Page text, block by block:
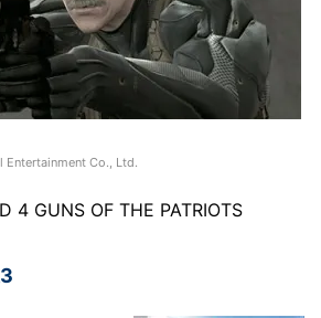
Co., Ltd.
4 GUNS OF THE PATRIOTS